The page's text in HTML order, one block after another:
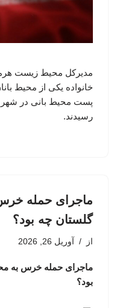
مدیرکل محیط زیست
خانواده یکی از محیط
پست محیط بانی در
رسیدند.
ماجرای حمله
گلستان چه بود؟
از آوریل 26, 2026
ماجرای حمله خرس به
بود؟